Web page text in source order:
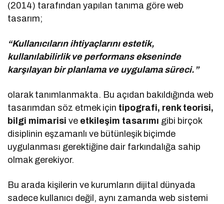
(2014) tarafından yapılan tanıma göre web
tasarım;
“Kullanıcıların ihtiyaçlarını estetik,
kullanılabilirlik ve performans ekseninde
karşılayan bir planlama ve uygulama süreci.”
olarak tanımlanmakta. Bu açıdan bakıldığında web
tasarımdan söz etmek için tipografi, renk teorisi,
bilgi mimarisive etkileşim tasarımı gibi birçok
disiplinin eşzamanlı ve bütünleşik biçimde
uygulanması gerektiğine dair farkındalığa sahip
olmak gerekiyor.
Bu arada kişilerin ve kurumların dijital dünyada
sadece kullanıcı değil, aynı zamanda web sistemi